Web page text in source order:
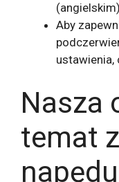
(angielskim)
Aby
ustawienia,
Nasza
temat